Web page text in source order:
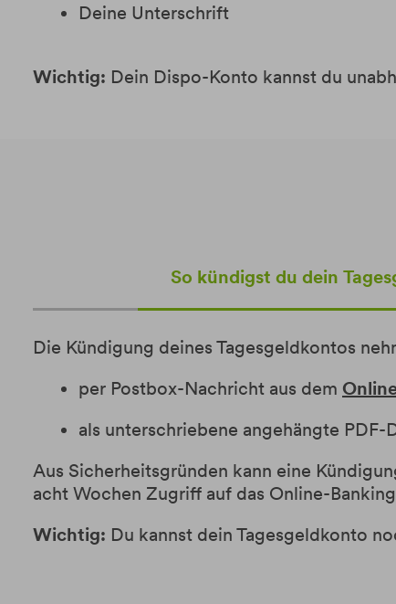
Deine Unterschrift
Wichtig: Dein Dispo-Konto kannst du
So kündigst du dein
Die Kündigung deines Tagesgeldkontos
per Postbox-Nachricht aus dem
als unterschriebene angehängte PDF-
Aus Sicherheitsgründen kann eine
acht Wochen Zugriff auf das Online-
Wichtig: Du kannst dein Tagesgeldkonto